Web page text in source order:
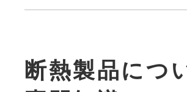
の集合体で、
が大事です。
により異なりま
レスが持つ多
断熱製品につ